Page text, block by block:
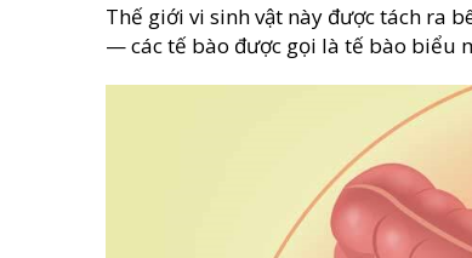
Thế giới vi sinh vật này được tách ra
— các tế bào được gọi là tế bào biểu